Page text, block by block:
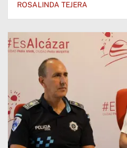
ROSALINDA TEJERA